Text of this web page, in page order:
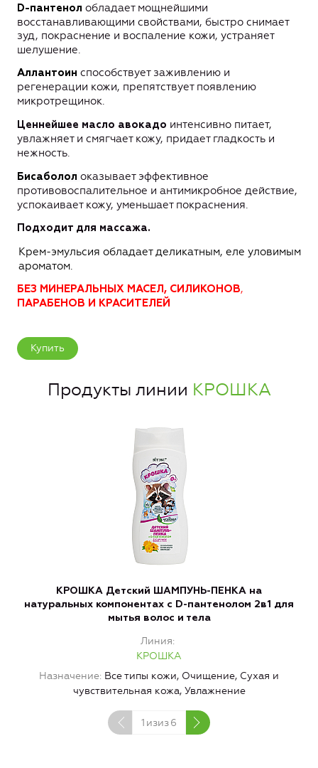
D-пантенол обладает мощнейшими
восстанавливающими свойствами, быстро снимает
зуд, покраснение и воспаление кожи, устраняет
шелушение.
Аллантоин способствует заживлению и
регенерации кожи, препятствует появлению
микротрещинок.
Ценнейшее масло авокадо интенсивно питает,
увлажняет и смягчает кожу, придает гладкость и
нежность.
Бисаболол оказывает эффективное
противовоспалительное и антимикробное действие,
успокаивает кожу, уменьшает покраснения.
Подходит для массажа.
Крем-эмульсия обладает деликатным, еле уловимым
ароматом.
БЕЗ МИНЕРАЛЬНЫХ МАСЕЛ, СИЛИКОНОВ,
ПАРАБЕНОВ И КРАСИТЕЛЕЙ
Купить
Продукты линии КРОШКА
КРОШКА Детский ШАМПУНЬ-ПЕНКА на
натуральных компонентах с D-пантенолом 2в1 для
мытья волос и тела
Линия
КРОШКА
Назначение Все типы кожи, Очищение, Сухая и
чувствительная кожа, Увлажнение
1 изиз6